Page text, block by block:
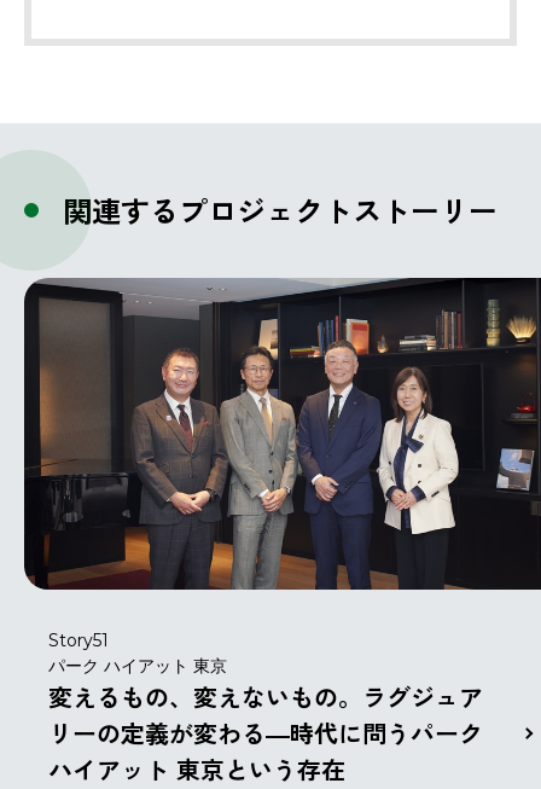
関連するプロジェクトストーリー
Story51
パーク ハイアット 東京
変えるもの、変えないもの。ラグジュア
リーの定義が変わる―時代に問うパーク
ハイアット 東京という存在